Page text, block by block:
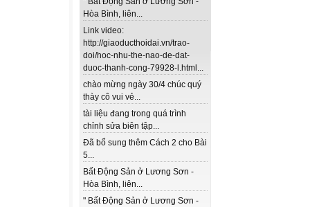
Hòa Bình, liên...
Link video:
http://giaoducthoidai.vn/trao-
doi/hoc-nhu-the-nao-de-dat-
duoc-thanh-cong-79928-l.html...
chào mừng ngày 30/4 chúc quý
thày cô vui vẻ...
tài liệu đang trong quá trình
chỉnh sửa biên tập...
Đã bổ sung thêm Cách 2 cho Bài
5...
Bất Động Sản ở Lương Sơn -
Hòa Bình, liên...
" Bất Động Sản ở Lương Sơn -